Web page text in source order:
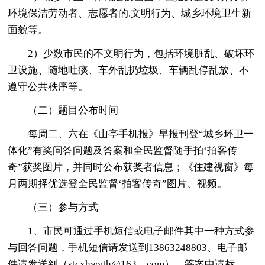
环境保洁劳动者、志愿者的.文明行为、城乡环境卫生新
面貌等。
2）少数市民的不文明行为，包括环境脏乱、破坏环
卫设施、随地吐痰、车外乱扔垃圾、车辆乱停乱放、不
遵守公共秩序等。
（二）题目公布时间
每周二、六在《山亭手机报》早报刊登“城乡环卫一
体化”有奖问答问题及答案和全民监督随手拍‘拍客传
奇”获奖图片，并同时公布获奖者信息；《住建视窗》每
月两期择优选登全民监督‘拍客传奇”图片、视频。
（三）参与方式
1、市民可通过手机短信或电子邮件其中一种方式参
与回答问题，手机短信请发送到13863248803、电子邮